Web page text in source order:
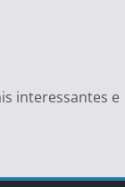
interessantes e